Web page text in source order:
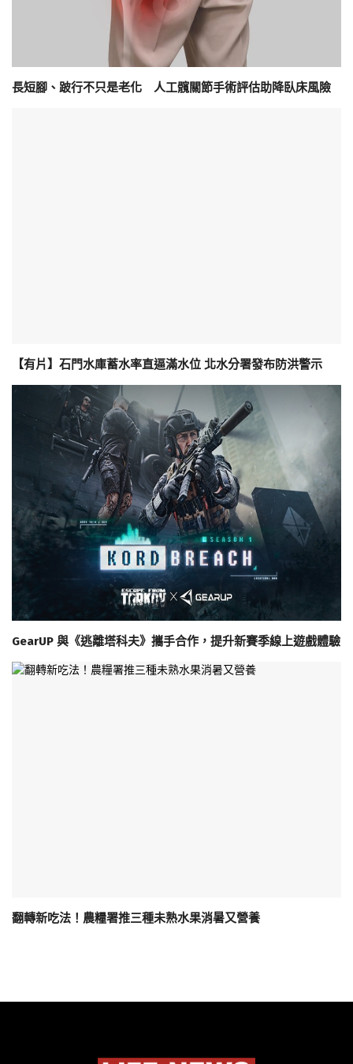
長短腳、跛行不只是老化 人工髖關節手術評估助降臥床風險
【有片】石門水庫蓄水率直逼滿水位 北水分署發布防洪警示
GearUP 與《逃離塔科夫》攜手合作，提升新賽季線上遊戲體驗
翻轉新吃法！農糧署推三種未熟水果消暑又營養